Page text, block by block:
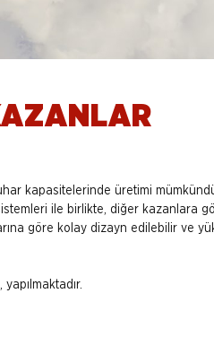
kapasitelerinde üretimi
ile birlikte, diğer kazanlara
göre kolay dizayn edilebilir ve